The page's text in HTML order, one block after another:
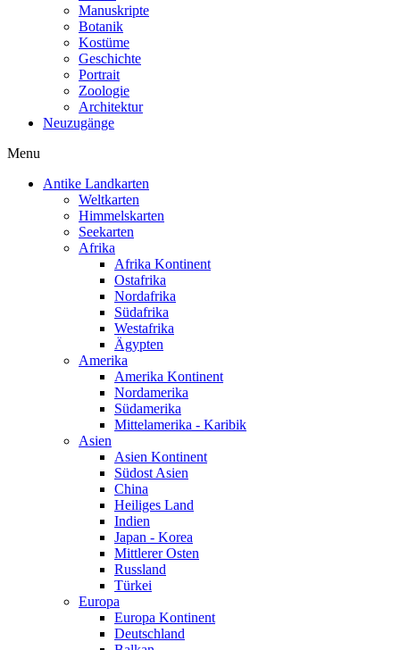
Manuskripte
Botanik
Kostüme
Geschichte
Portrait
Zoologie
Architektur
Neuzugänge
Menu
Antike Landkarten
Weltkarten
Himmelskarten
Seekarten
Afrika
Afrika Kontinent
Ostafrika
Nordafrika
Südafrika
Westafrika
Ägypten
Amerika
Amerika Kontinent
Nordamerika
Südamerika
Mittelamerika - Karibik
Asien
Asien Kontinent
Südost Asien
China
Heiliges Land
Indien
Japan - Korea
Mittlerer Osten
Russland
Türkei
Europa
Europa Kontinent
Deutschland